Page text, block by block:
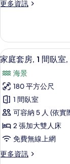
臥
私
人
泳
池,
海
濱
的
所
有
相
更多資訊
更
套
房,
1
間
臥
室,
私
人
泳
池,
海
濱
詳
顯
示
家
庭
套
房,
1
間
臥
5
家庭套房, 1 間臥室
海景
180 平方公尺
1 間臥室
可容納 5 人 (依實
2 張加大雙人床
免費無線上網
更多資訊
更